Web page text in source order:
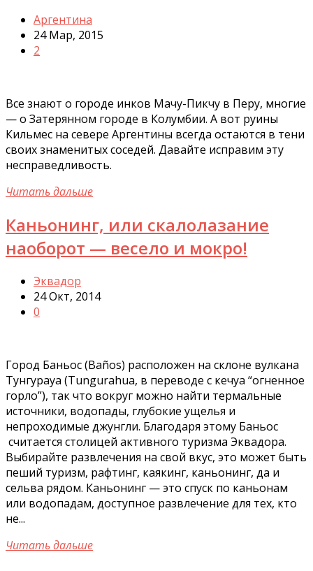
Аргентина
24 Мар, 2015
2
Все знают о городе инков Мачу-Пикчу в Перу, многие
— о Затерянном городе в Колумбии. А вот руины
Кильмес на севере Аргентины всегда остаются в тени
своих знаменитых соседей. Давайте исправим эту
несправедливость.
Читать дальше
Каньонинг, или скалолазание
наоборот — весело и мокро!
Эквадор
24 Окт, 2014
0
Город Баньос (Baños) расположен на склоне вулкана
Тунгурауа (Tungurahua, в переводе с кечуа “огненное
горло”), так что вокруг можно найти термальные
источники, водопады, глубокие ущелья и
непроходимые джунгли. Благодаря этому Баньос
считается столицей активного туризма Эквадора.
Выбирайте развлечения на свой вкус, это может быть
пеший туризм, рафтинг, каякинг, каньонинг, да и
сельва рядом. Каньонинг — это спуск по каньонам
или водопадам, доступное развлечение для тех, кто
не...
Читать дальше